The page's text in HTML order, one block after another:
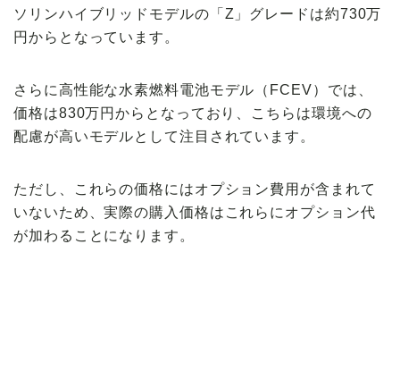
ソリンハイブリッドモデルの「Z」グレードは約730万
円からとなっています。
さらに高性能な水素燃料電池モデル（FCEV）では、
価格は830万円からとなっており、こちらは環境への
配慮が高いモデルとして注目されています。
ただし、これらの価格にはオプション費用が含まれて
いないため、実際の購入価格はこれらにオプション代
が加わることになります。